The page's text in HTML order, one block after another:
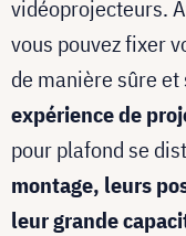
vidéoprojecteurs.
vous pouvez fixer
de manière sûre
expérience de
pour plafond se
montage, leurs
leur grande